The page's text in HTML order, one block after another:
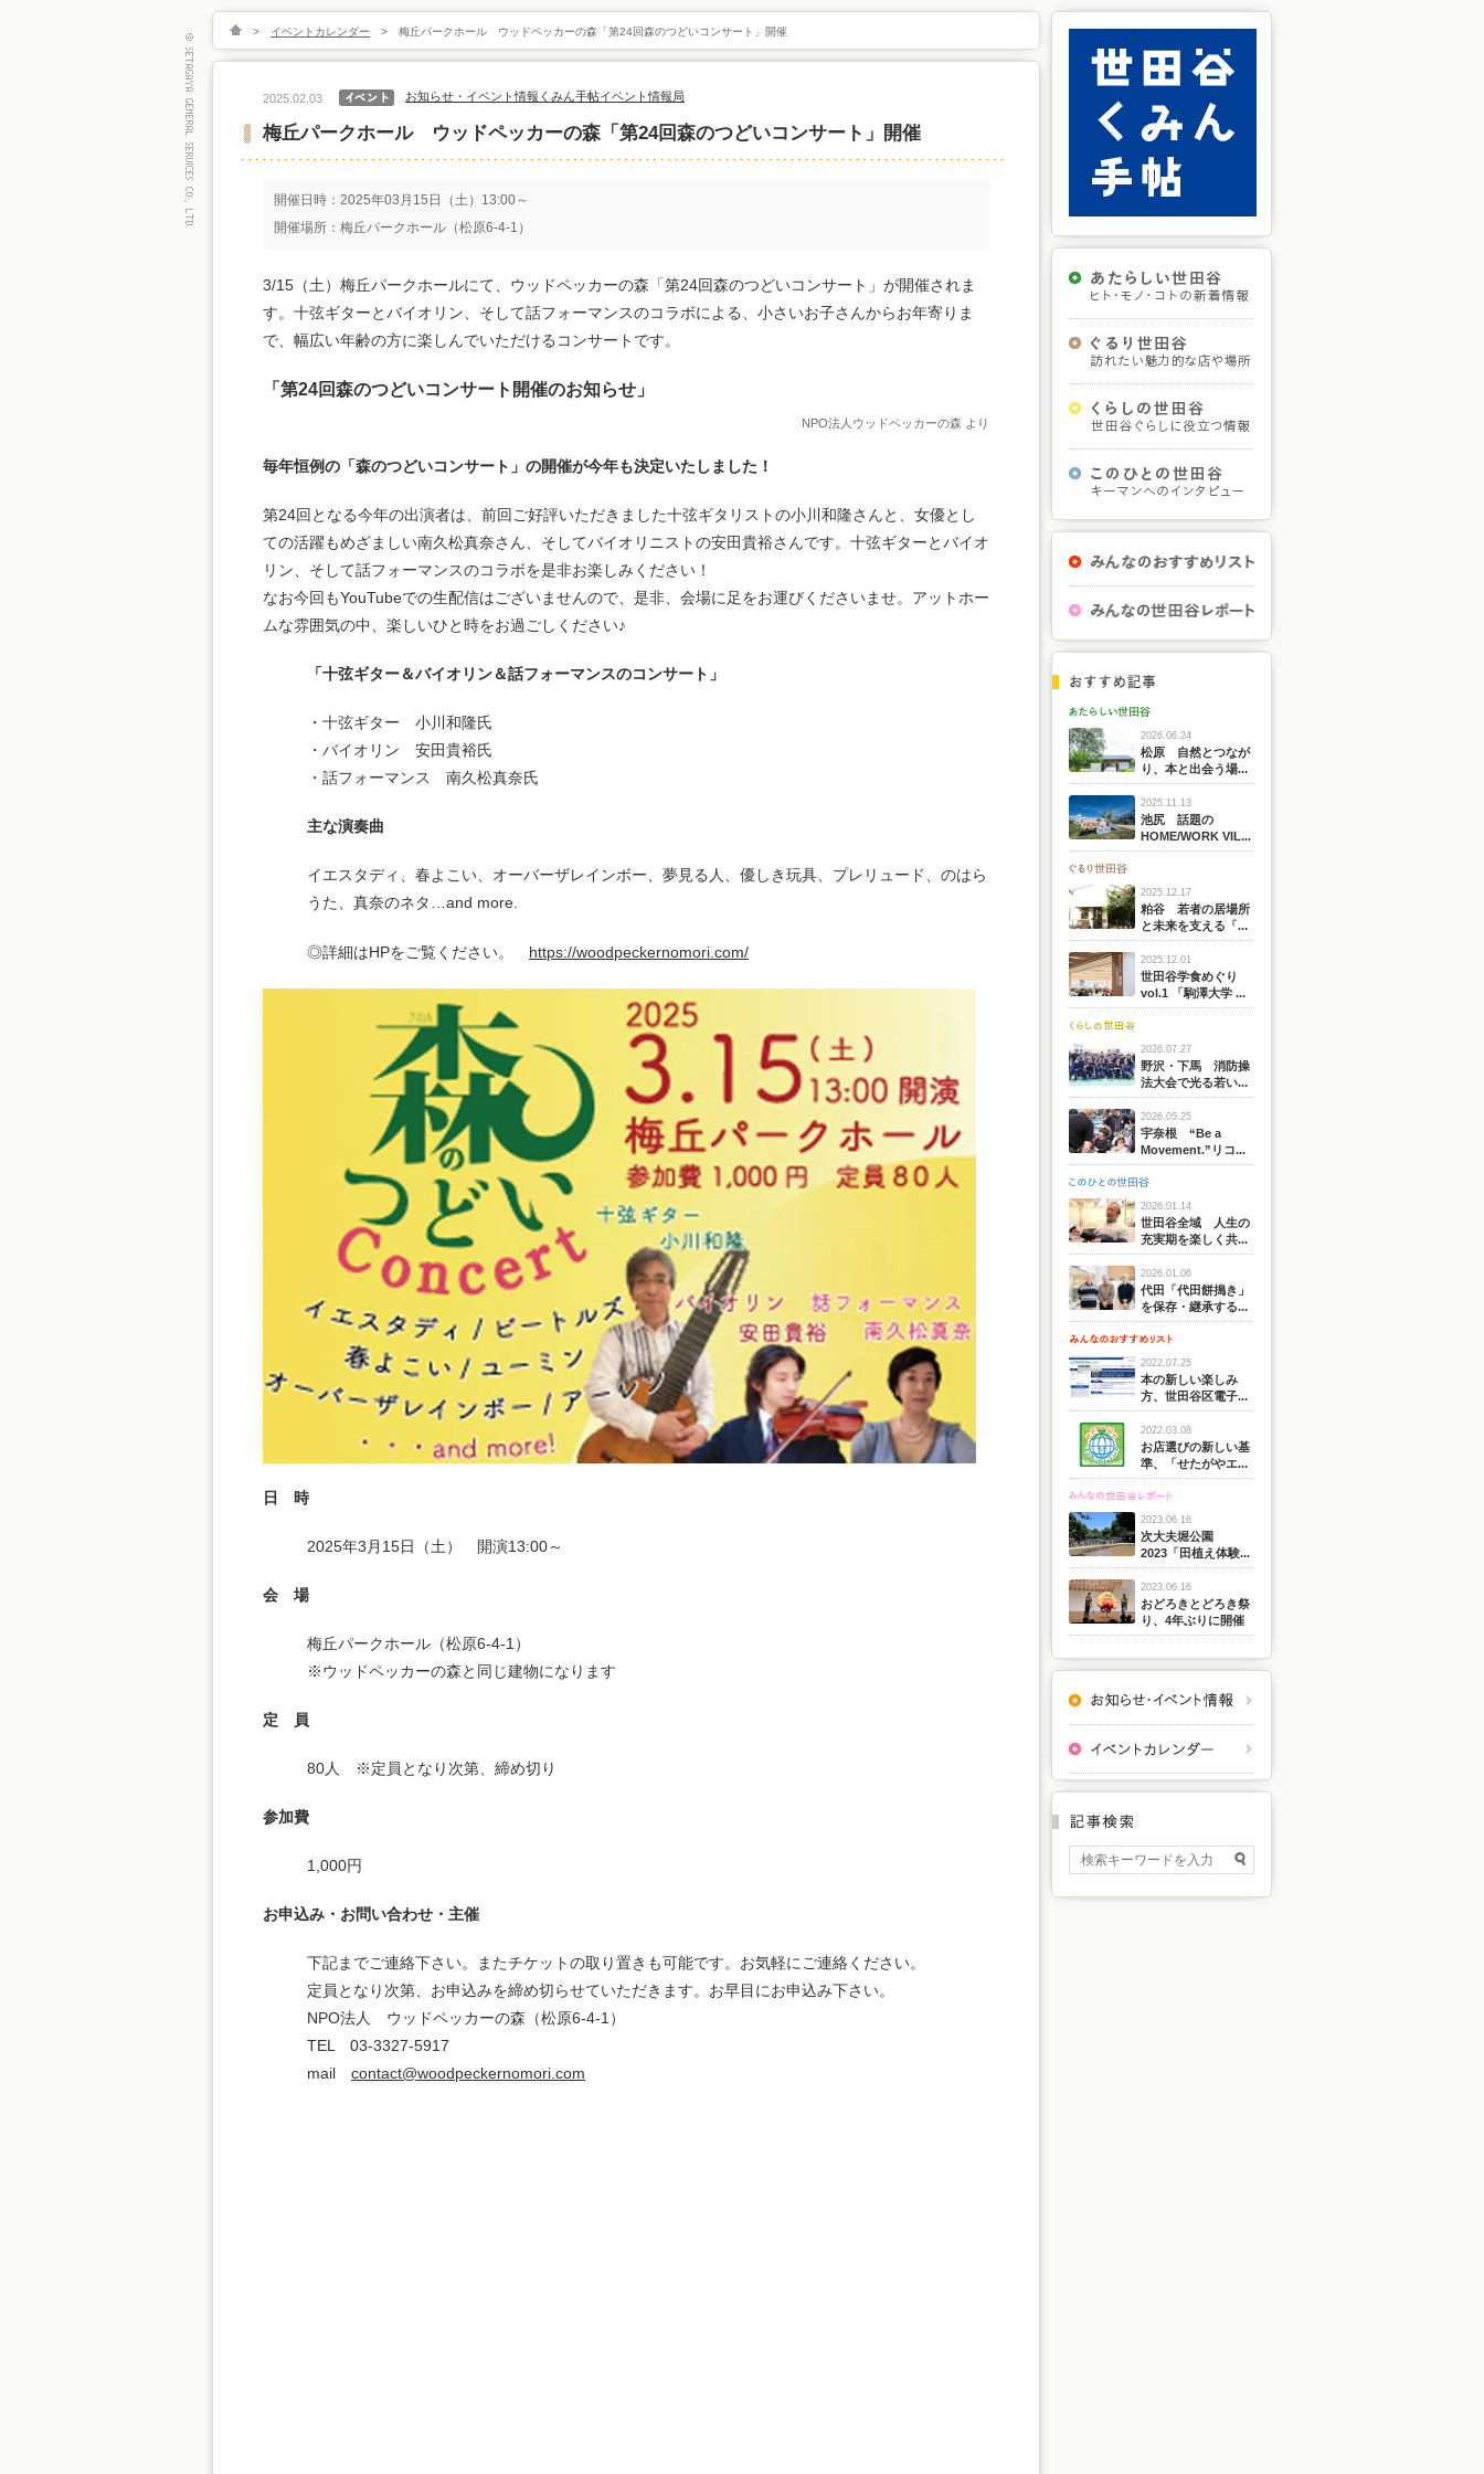
> イベントカレンダー > 梅丘パークホール ウッドペッカーの森「第24回森のつどいコンサート」開催
2025.02.03 お知らせ・イベント情報 くみん手帖イベント情報局
梅丘パークホール ウッドペッカーの森「第24回森のつどいコンサート」開催
開催日時：2025年03月15日（土）13:00～
開催場所：梅丘パークホール（松原6-4-1）
3/15（土）梅丘パークホールにて、ウッドペッカーの森「第24回森のつどいコンサート」が開催されま
す。十弦ギターとバイオリン、そして話フォーマンスのコラボによる、小さいお子さんからお年寄りま
で、幅広い年齢の方に楽しんでいただけるコンサートです。
「第24回森のつどいコンサート開催のお知らせ」
NPO法人ウッドペッカーの森 より
毎年恒例の「森のつどいコンサート」の開催が今年も決定いたしました！
第24回となる今年の出演者は、前回ご好評いただきました十弦ギタリストの小川和隆さんと、女優とし
ての活躍もめざましい南久松真奈さん、そしてバイオリニストの安田貴裕さんです。十弦ギターとバイオ
リン、そして話フォーマンスのコラボを是非お楽しみください！
なお今回もYouTubeでの生配信はございませんので、是非、会場に足をお運びくださいませ。アットホー
ムな雰囲気の中、楽しいひと時をお過ごしください♪
「十弦ギター＆バイオリン＆話フォーマンスのコンサート」
・十弦ギター 小川和隆氏
・バイオリン 安田貴裕氏
・話フォーマンス 南久松真奈氏
主な演奏曲
イエスタディ、春よこい、オーバーザレインボー、夢見る人、優しき玩具、プレリュード、のはら
うた、真奈のネタ…and more.
◎詳細はHPをご覧ください。 https://woodpeckernomori.com/
日 時
2025年3月15日（土） 開演13:00～
会 場
梅丘パークホール（松原6-4-1）
※ウッドペッカーの森と同じ建物になります
定 員
80人 ※定員となり次第、締め切り
参加費
1,000円
お申込み・お問い合わせ・主催
下記までご連絡下さい。またチケットの取り置きも可能です。お気軽にご連絡ください。
定員となり次第、お申込みを締め切らせていただきます。お早目にお申込み下さい。
NPO法人 ウッドペッカーの森（松原6-4-1）
TEL 03-3327-5917
mail contact@woodpeckernomori.com
2026.06.24
松原 自然とつなが
り、本と出会う場...
2025.11.13
池尻 話題の
HOME/WORK VIL...
2025.12.17
粕谷 若者の居場所
と未来を支える「...
2025.12.01
世田谷学食めぐり
vol.1 「駒澤大学 ...
2026.07.27
野沢・下馬 消防操
法大会で光る若い...
2026.05.25
宇奈根 “Be a
Movement.”リコ...
2026.01.14
世田谷全域 人生の
充実期を楽しく共...
2026.01.06
代田「代田餅搗き」
を保存・継承する...
2022.07.25
本の新しい楽しみ
方、世田谷区電子...
2022.03.08
お店選びの新しい基
準、「せたがやエ...
2023.06.16
次大夫堀公園
2023「田植え体験...
2023.06.16
おどろきとどろき祭
り、4年ぶりに開催